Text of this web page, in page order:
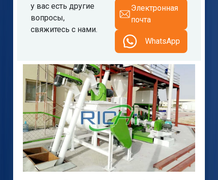
у вас есть другие
вопросы,
свяжитесь с нами.
Электронная
почта
WhatsApp